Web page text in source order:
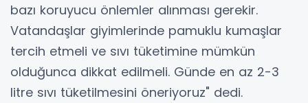
bazı koruyucu önlemler alınması gerekir.
Vatandaşlar giyimlerinde pamuklu kumaşlar
tercih etmeli ve sıvı tüketimine mümkün
olduğunca dikkat edilmeli. Günde en az 2-3
litre sıvı tüketilmesini öneriyoruz" dedi.